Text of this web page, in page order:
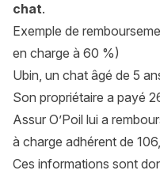
chat.
Exemple de
en charge à 60 %)
Ubin, un chat âgé de 5
Son propriétaire a payé
Assur O’Poil lui a
à charge adhérent de
Ces informations sont